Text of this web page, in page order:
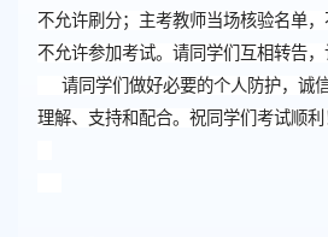
不允许刷分；主考教师当场核验名单
不允许参加考试。 请同学们互相转告，
请同学们做好必要的个人防护，诚
理解、支持和配合。 祝同学们考试顺利